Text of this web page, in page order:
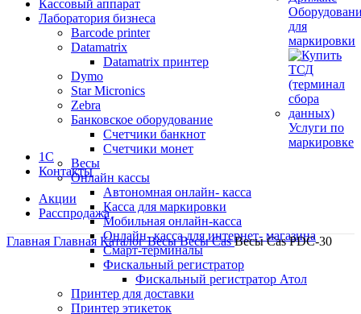
Кассовый аппарат
Лаборатория бизнеса
Barcode printer
Datamatrix
Datamatrix принтер
Dymo
Star Micronics
Zebra
Банковское оборудование
Счетчики банкнот
Счетчики монет
Весы
Онлайн кассы
Автономная онлайн- касса
Касса для маркировки
Мобильная онлайн-касса
Онлайн- касса для интернет- магазина
Смарт-терминалы
Фискальный регистратор
Фискальный регистратор Атол
Принтер для доставки
Принтер этикеток
для
маркировки
Услуги по
маркировке
1С
Контакты
Акции
Расспродажа
Главная Главная КаталогВесыВесы CasВесы Cas PDC-30